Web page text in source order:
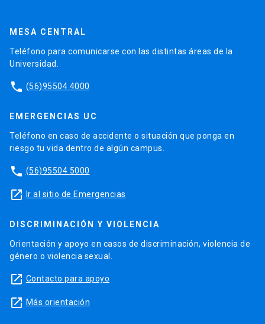
MESA CENTRAL
Teléfono para comunicarse con las distintas áreas de la
Universidad.
phone (56)95504 4000
EMERGENCIAS UC
Teléfono en caso de accidente o situación que ponga en
riesgo tu vida dentro de algún campus.
phone (56)95504 5000
launch Ir al sitio de Emergencias
DISCRIMINACIÓN Y VIOLENCIA
Orientación y apoyo en casos de discriminación, violencia de
género o violencia sexual.
launch Contacto para apoyo
launch Más orientación